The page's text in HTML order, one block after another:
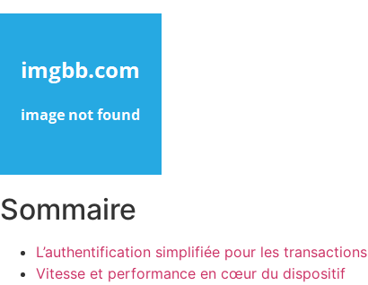
Sommaire
L’authentification simplifiée pour les transactions
Vitesse et performance en cœur du dispositif